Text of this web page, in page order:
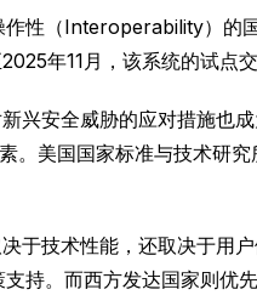
性（Interoperability）的
年11月，该系统的试点
兴安全威胁的应对措施也
美国国家标准与技术研
于技术性能，还取决于用
持。而西方发达国家则优